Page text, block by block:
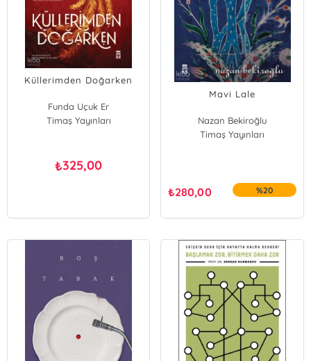
Küllerimden Doğarken
Funda Uçuk Er
Timaş Yayınları
₺325,00
Mavi Lale
Nazan Bekiroğlu
Timaş Yayınları
₺280,00 %20